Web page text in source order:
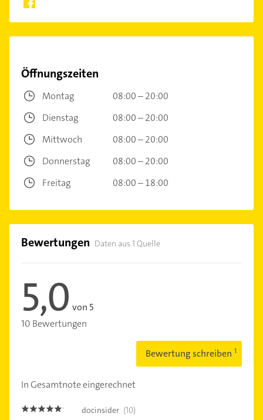
Öffnungszeiten
Montag
08:00 – 20:00
Dienstag
08:00 – 20:00
Mittwoch
08:00 – 20:00
Donnerstag
08:00 – 20:00
Freitag
08:00 – 18:00
Bewertungen Daten aus 1 Quelle
5,0 von 5
10 Bewertungen
Bewertung schreiben
In Gesamtnote eingerechnet
5.0 docinsider (10)